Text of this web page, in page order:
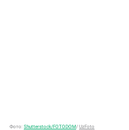
Фото: Shutterstock/FOTODOM/ UzFoto